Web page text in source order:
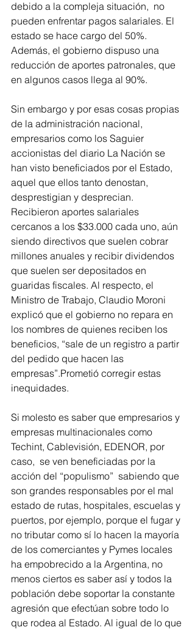
debido a la compleja situación,  no
pueden enfrentar pagos salariales. El
estado se hace cargo del 50%.
Además, el gobierno dispuso una
reducción de aportes patronales, que
en algunos casos llega al 90%.
Sin embargo y por esas cosas propias
de la administración nacional,
empresarios como los Saguier
accionistas del diario La Nación se
han visto beneficiados por el Estado,
aquel que ellos tanto denostan,
desprestigian y desprecian.
Recibieron aportes salariales
cercanos a los $33.000 cada uno, aún
siendo directivos que suelen cobrar
millones anuales y recibir dividendos
que suelen ser depositados en
guaridas fiscales. Al respecto, el
Ministro de Trabajo, Claudio Moroni
explicó que el gobierno no repara en
los nombres de quienes reciben los
beneficios, “sale de un registro a partir
del pedido que hacen las
empresas”.Prometió corregir estas
inequidades.
Si molesto es saber que empresarios y
empresas multinacionales como
Techint, Cablevisión, EDENOR, por
caso,  se ven beneficiadas por la
acción del “populismo”  sabiendo que
son grandes responsables por el mal
estado de rutas, hospitales, escuelas y
puertos, por ejemplo, porque el fugar y
no tributar como sí lo hacen la mayoría
de los comerciantes y Pymes locales
ha empobrecido a la Argentina, no
menos ciertos es saber así y todos la
población debe soportar la constante
agresión que efectúan sobre todo lo
que rodea al Estado. Al igual de lo que